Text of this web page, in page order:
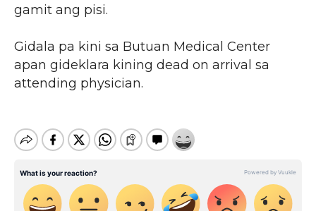
gamit ang pisi.
Gidala pa kini sa Butuan Medical Center
apan gideklara kining dead on arrival sa
attending physician.